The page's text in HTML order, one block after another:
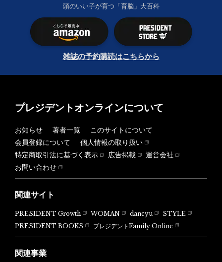
頭のいい子が育つ「育脳」大百科
雑誌の予約購読はこちらから
プレジデントオンラインについて
お知らせ 著者一覧
このサイトについて
会員登録について
個人情報の取り扱い
特定商取引法に基づく表示
広告掲載
運営会社
お問い合わせ
関連サイト
PRESIDENT Growth WOMAN dancyu
STYLE
PRESIDENT BOOKS
プレジデントFamily Online
関連事業